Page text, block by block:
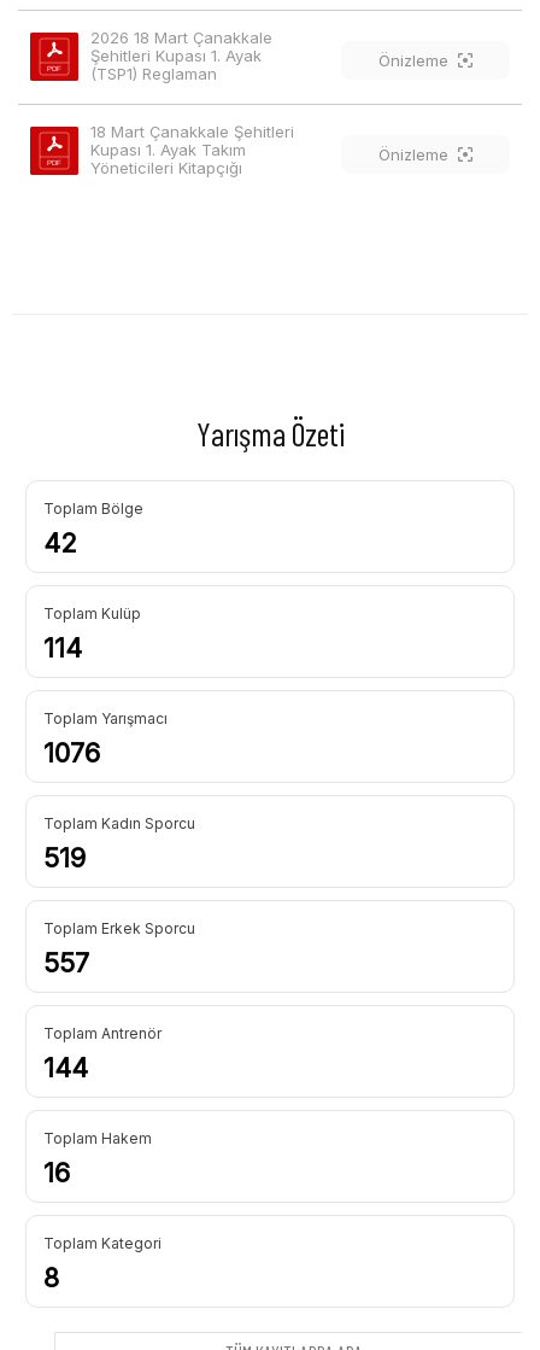
2026 18 Mart Çanakkale
Şehitleri Kupası 1. Ayak
(TSP1) Reglaman
Önizleme
18 Mart Çanakkale Şehitleri
Kupası 1. Ayak Takım
Yöneticileri Kitapçığı
Önizleme
Yarışma Özeti
Toplam Bölge
42
Toplam Kulüp
114
Toplam Yarışmacı
1076
Toplam Kadın Sporcu
519
Toplam Erkek Sporcu
557
Toplam Antrenör
144
Toplam Hakem
16
Toplam Kategori
8